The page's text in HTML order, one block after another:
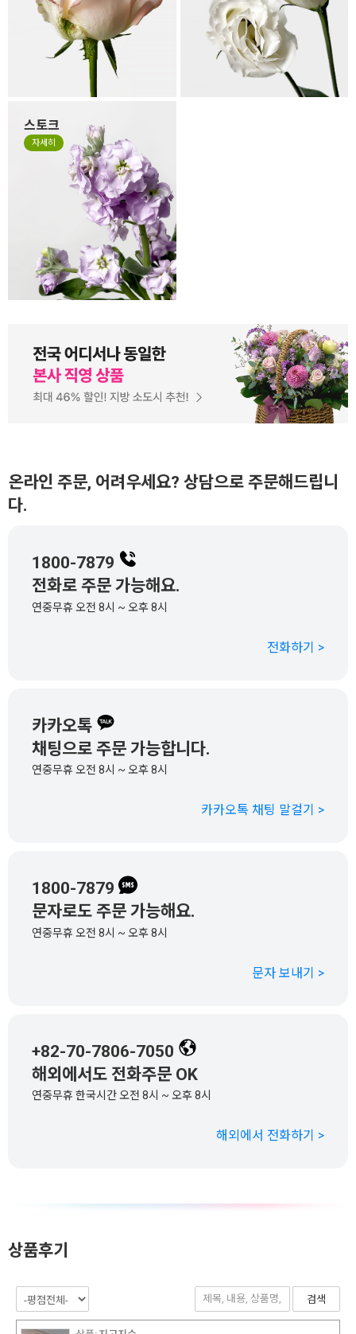
습니다. 만일 겉잎이 보기 싫으
시면 겉잎 부분만 살짝 떼어 주
을 수 있습니다. 살아있는 꽃의
자연스런 모습이니 그 모습도
사랑해 주세요.
스토크
자세히
계절꽃 소재로 잘 사용하는 스
토크는 얇고 작은 잎들이 줄줄
이 달려 있는 꽃으로 이러한 특
성 때문에 꽃의 형태가 일정하
지 않고, 말려져 있거나 쭈글거
리며 자유로운 형태가 있는 꽃
입니다. 스토크는 말라서 시들
거나 지저분한 꽃이 아니니 오
해하지 말아주세요.
온라인 주문, 어려우세요? 상담으로 주문해드립니
다.
1800-7879
전화로 주문 가능해요.
연중무휴 오전 8시 ~ 오후 8시
전화하기 >
카카오톡
채팅으로 주문 가능합니다.
연중무휴 오전 8시 ~ 오후 8시
카카오톡 채팅 말걸기 >
1800-7879
문자로도 주문 가능해요.
연중무휴 오전 8시 ~ 오후 8시
문자 보내기 >
+82-70-7806-7050
해외에서도 전화주문 OK
연중무휴 한국시간 오전 8시 ~ 오후 8시
해외에서 전화하기 >
상품후기